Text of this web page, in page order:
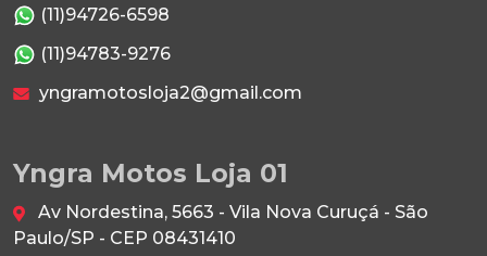
(11)94726-6598
(11)94783-9276
yngramotosloja2@gmail.com
Yngra Motos Loja 01
Av Nordestina, 5663 - Vila Nova Curuçá - São
Paulo/SP - CEP 08431410